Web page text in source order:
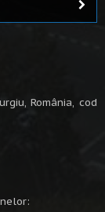
România, cod